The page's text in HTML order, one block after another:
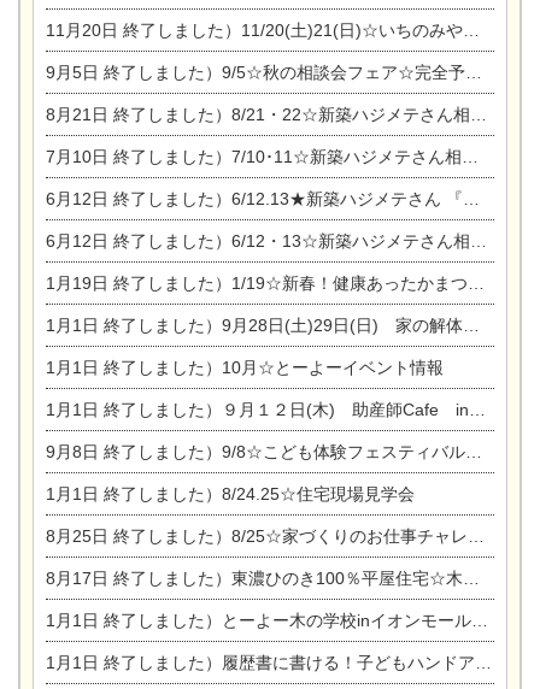
11月20日 終了しました）11/20(土)21(日)☆いちのみや逸品市に出店します【ひのきのバラ販売】
9月5日 終了しました）9/5☆秋の相談会フェア☆完全予約制
8月21日 終了しました）8/21・22☆新築ハジメテさん相談会 『集まれ！農地に家を建てたい人！』
7月10日 終了しました）7/10･11☆新築ハジメテさん相談会 『集まれ！農地に家を建てたい人！』完全予約制
6月12日 終了しました）6/12.13★新築ハジメテさん 『木の家 現場体感見学会』
6月12日 終了しました）6/12・13☆新築ハジメテさん相談会『今ある土地に家を建てる際の注意点』
1月19日 終了しました）1/19☆新春！健康あったかまつり＆増改築リフォームまつり
1月1日 終了しました）9月28日(土)29日(日) 家の解体なんでも相談会
1月1日 終了しました）10月☆とーよーイベント情報
1月1日 終了しました）９月１２日(木) 助産師Cafe in東陽住建
9月8日 終了しました）9/8☆こども体験フェスティバル☆一宮市民会館
1月1日 終了しました）8/24.25☆住宅現場見学会
8月25日 終了しました）8/25☆家づくりのお仕事チャレンジ
8月17日 終了しました）東濃ひのき100％平屋住宅☆木の家完成見学会
1月1日 終了しました）とーよー木の学校inイオンモール木曽川
1月1日 終了しました）履歴書に書ける！子どもハンドアロマ講座☆